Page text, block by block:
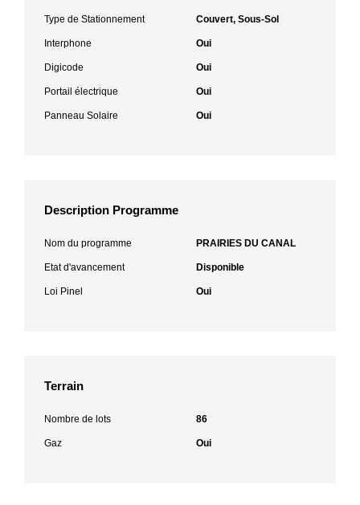
Type de Stationnement Couvert, Sous-Sol
Interphone Oui
Digicode Oui
Portail électrique Oui
Panneau Solaire Oui
Description Programme
Nom du programme PRAIRIES DU CANAL
Etat d'avancement Disponible
Loi Pinel Oui
Terrain
Nombre de lots 86
Gaz Oui